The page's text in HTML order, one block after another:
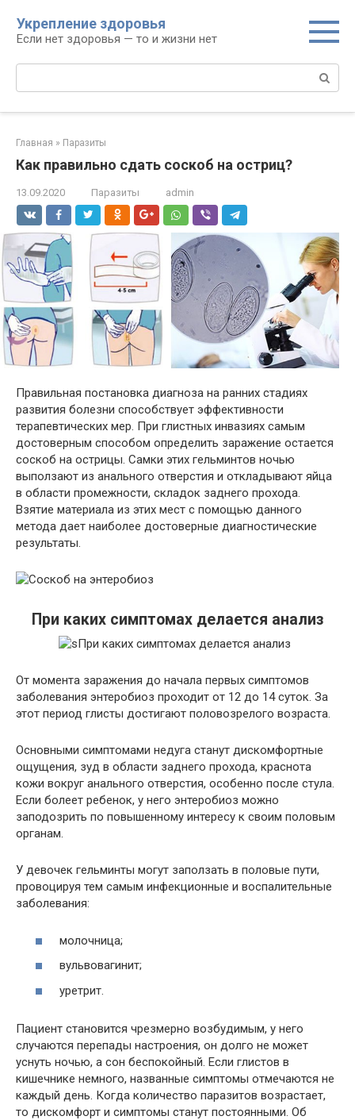
контенту
Укрепление здоровья
Если нет здоровья — то и жизни нет
Поиск:
Главная » Паразиты
Как правильно сдать соскоб на остриц?
13.09.2020 Паразиты admin
Правильная постановка диагноза на ранних стадиях
развития болезни способствует эффективности
терапевтических мер. При глистных инвазиях самым
достоверным способом определить заражение остается
соскоб на острицы. Самки этих гельминтов ночью
выползают из анального отверстия и откладывают яйца
в области промежности, складок заднего прохода.
Взятие материала из этих мест с помощью данного
метода дает наиболее достоверные диагностические
результаты.
При каких симптомах делается анализ
От момента заражения до начала первых симптомов
заболевания энтеробиоз проходит от 12 до 14 суток. За
этот период глисты достигают половозрелого возраста.
Основными симптомами недуга станут дискомфортные
ощущения, зуд в области заднего прохода, краснота
кожи вокруг анального отверстия, особенно после стула.
Если болеет ребенок, у него энтеробиоз можно
заподозрить по повышенному интересу к своим половым
органам.
У девочек гельминты могут заползать в половые пути,
провоцируя тем самым инфекционные и воспалительные
заболевания:
молочница;
вульвовагинит;
уретрит.
Пациент становится чрезмерно возбудимым, у него
случаются перепады настроения, он долго не может
уснуть ночью, а сон беспокойный. Если глистов в
кишечнике немного, названные симптомы отмечаются не
каждый день. Когда количество паразитов возрастает,
то дискомфорт и симптомы станут постоянными. Об